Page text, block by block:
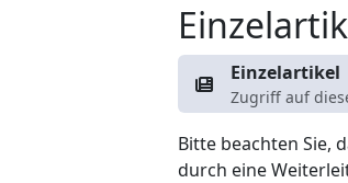
Einzelartikel
Zugriff auf
Bitte beachten Sie,
durch eine